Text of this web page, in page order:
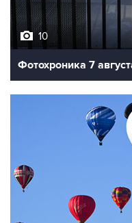
10
Фотохроника 7 августа